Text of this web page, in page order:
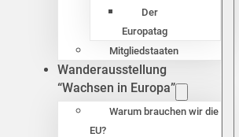
Der
Europatag
Mitgliedstaaten
Wanderausstellung
“Wachsen in Europa”
Warum brauchen wir die
EU?